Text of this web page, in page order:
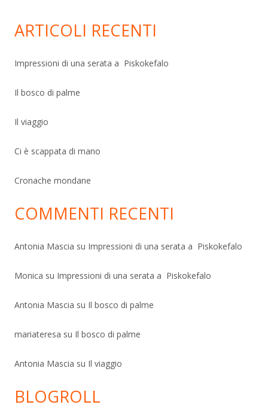
ARTICOLI RECENTI
Impressioni di una serata a Piskokefalo
Il bosco di palme
Il viaggio
Ci è scappata di mano
Cronache mondane
COMMENTI RECENTI
Antonia Mascia su Impressioni di una serata a Piskokefalo
Monica su Impressioni di una serata a Piskokefalo
Antonia Mascia su Il bosco di palme
mariateresa su Il bosco di palme
Antonia Mascia su Il viaggio
BLOGROLL